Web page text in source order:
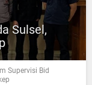
Sulsel,
Supervisi Bid